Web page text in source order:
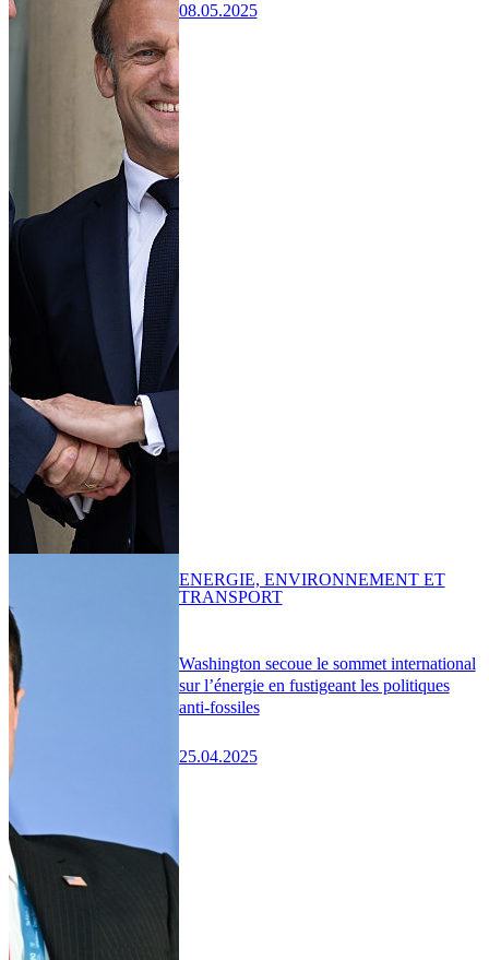
08.05.2025
Washington secoue le sommet international
sur l’énergie en fustigeant les politiques
anti-fossiles
25.04.2025
ENERGIE, ENVIRONNEMENT ET
TRANSPORT